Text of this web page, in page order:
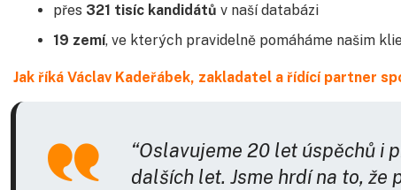
přes 321 tisíc kandidátů v naší databázi
19 zemí, ve kterých pravidelně pomáháme našim
Jak říká Václav Kadeřábek, zakladatel a řídící partner
“Oslavujeme 20 let úspěchů i
dalších let. Jsme hrdí na to,